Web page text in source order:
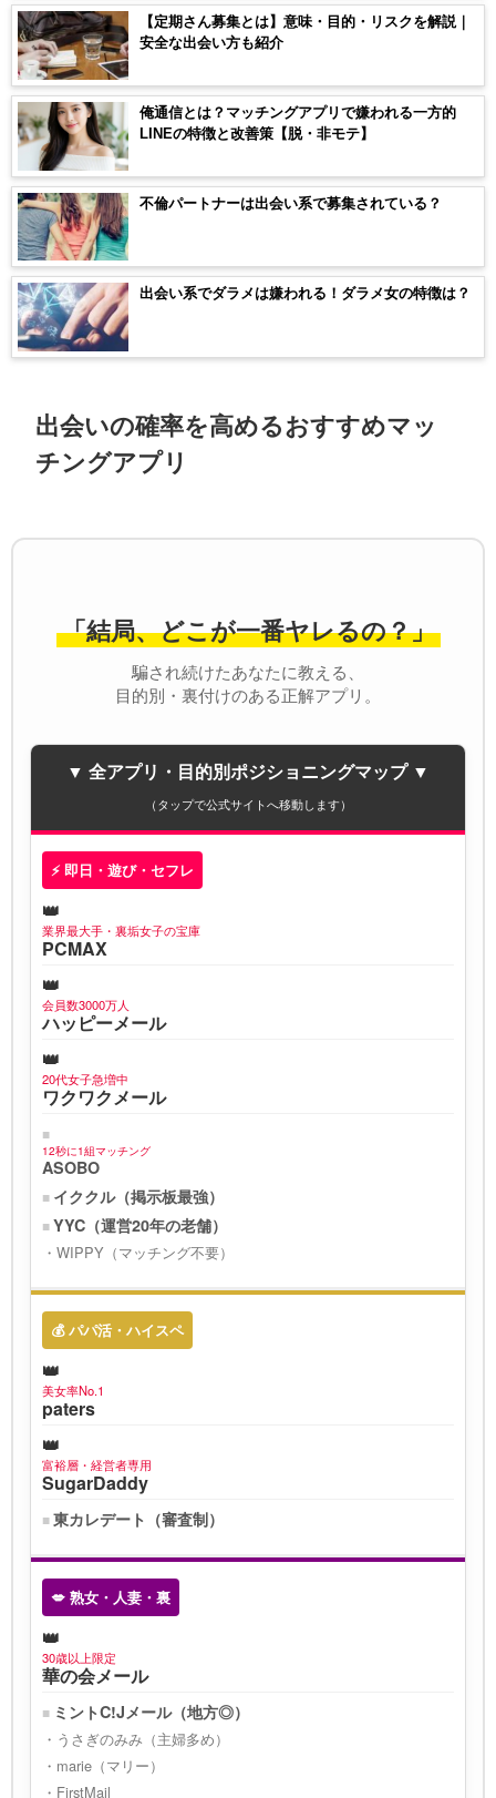
【定期さん募集とは】意味・目的・リスクを解説｜
安全な出会い方も紹介
俺通信とは？マッチングアプリで嫌われる一方的
LINEの特徴と改善策【脱・非モテ】
不倫パートナーは出会い系で募集されている？
出会い系でダラメは嫌われる！ダラメ女の特徴は？
出会いの確率を高めるおすすめマッ
チングアプリ
「結局、どこが一番ヤレるの？」
騙され続けたあなたに教える、
目的別・裏付けのある正解アプリ。
▼ 全アプリ・目的別ポジショニングマップ ▼
（タップで公式サイトへ移動します）
⚡ 即日・遊び・セフレ
業界最大手・裏垢女子の宝庫
PCMAX
会員数3000万人
ハッピーメール
20代女子急増中
ワクワクメール
12秒に1組マッチング
ASOBO
イククル（掲示板最強）
YYC（運営20年の老舗）
WIPPY（マッチング不要）
💰 パパ活・ハイスペ
美女率No.1
paters
富裕層・経営者専用
SugarDaddy
東カレデート（審査制）
💋 熟女・人妻・裏
30歳以上限定
華の会メール
ミントC!Jメール（地方◎）
うさぎのみみ（主婦多め）
marie（マリー）
FirstMail